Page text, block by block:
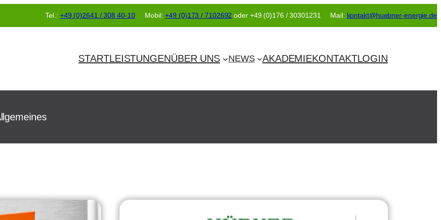
Tel.: +49 (0)2641 / 308 40-10Mobil:+49 (0)173 / 7102692 oder +49 (0)176 / 30301231 Mail: kontakt@huebner-energie.de
STARTLEISTUNGENÜBER UNS NEWS AKADEMIEKONTAKTLOGIN